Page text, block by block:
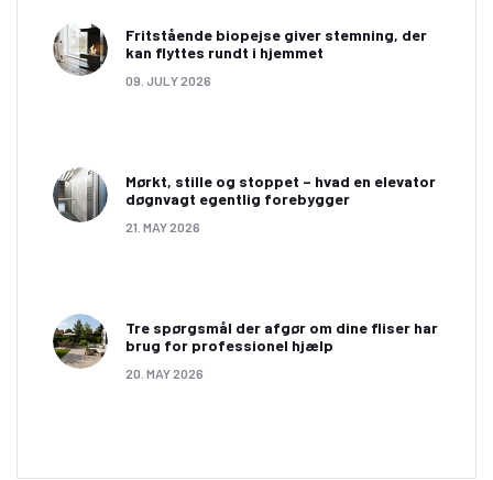
Fritstående biopejse giver stemning, der
kan flyttes rundt i hjemmet
09. JULY 2026
Mørkt, stille og stoppet – hvad en elevator
døgnvagt egentlig forebygger
21. MAY 2026
Tre spørgsmål der afgør om dine fliser har
brug for professionel hjælp
20. MAY 2026